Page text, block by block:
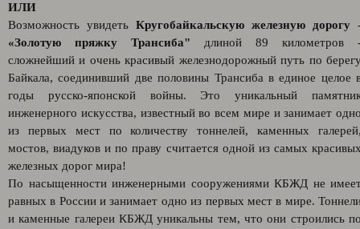
ИЛИ
Возможность увидеть Кругобайкальскую железную дорогу
«Золотую пряжку Трансиба" длиной 89 километров
сложнейший и очень красивый железнодорожный путь по
Байкала, соединивший две половины Трансиба в единое целое
годы русско-японской войны. Это уникальный
инженерного искусства, известный во всем мире и занимает
из первых мест по количеству тоннелей, каменных
мостов, виадуков и по праву считается одной из самых
железных дорог мира!
По насыщенности инженерными сооружениями КБЖД не
равных в России и занимает одно из первых мест в мире.
и каменные галереи КБЖД уникальны тем, что они строились